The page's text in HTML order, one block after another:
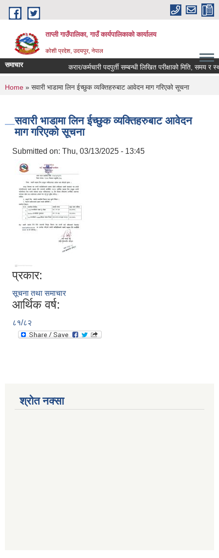
Skip to main content
ताप्ली गाउँपालिका, गाउँ कार्यपालिकाको कार्यालय
कोशी प्रदेश, उदयपुर, नेपाल
समाचार करार/कर्मचारी पदपुर्ती सम्बन्धी लिखित परीक्षाको मिति, समय र
You are here
Home » सवारी भाडामा लिन ईच्छुक व्यक्तिहरुबाट आवेदन माग गरिएको सूचना
सवारी भाडामा लिन ईच्छुक व्यक्तिहरुबाट आवेदन
माग गरिएको सूचना
Submitted on: Thu, 03/13/2025 - 13:45
प्रकार:
सूचना तथा समाचार
आर्थिक वर्ष:
८१/८२
श्रोत नक्सा